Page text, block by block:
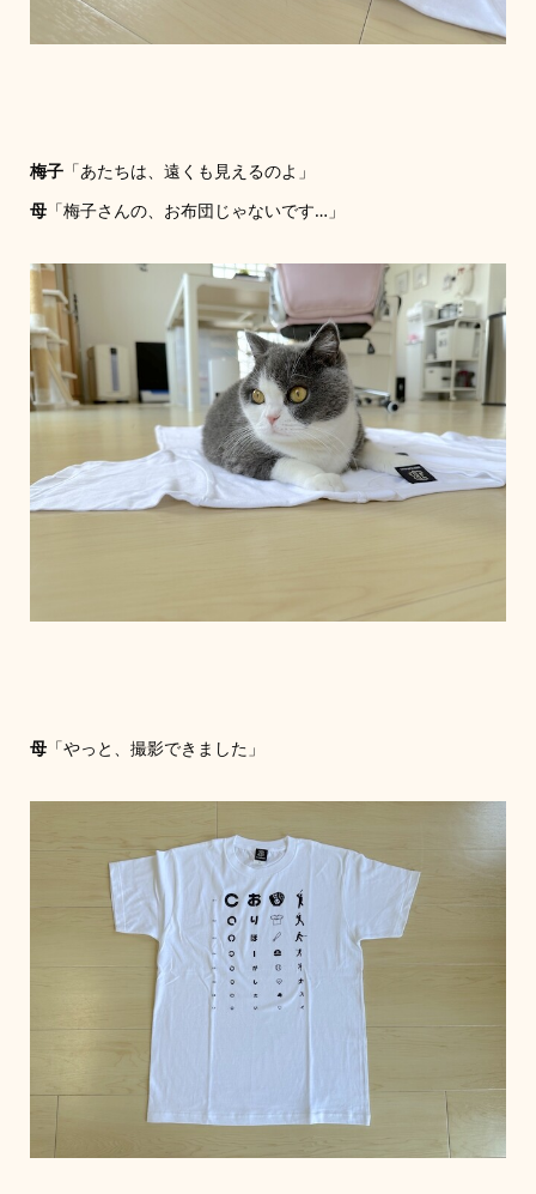
梅子「あたちは、遠くも見えるのよ」
母「梅子さんの、お布団じゃないです…」
母「やっと、撮影できました」